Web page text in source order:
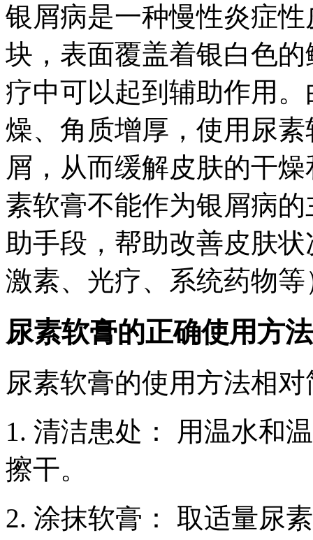
银屑病是一种慢性炎症
块，表面覆盖着银白色
疗中可以起到辅助作用
燥、角质增厚，使用尿
屑，从而缓解皮肤的干
素软膏不能作为银屑病
助手段，帮助改善皮肤
激素、光疗、系统药物
尿素软膏的正确使用方法
尿素软膏的使用方法相
1. 清洁患处： 用温水和
擦干。
2. 涂抹软膏： 取适量尿